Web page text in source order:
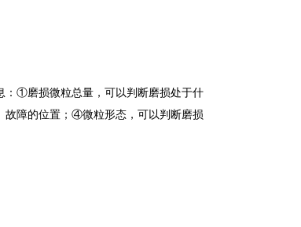
①磨损微粒总量，可以判断磨损处于什
障的位置；④微粒形态，可以判断磨损